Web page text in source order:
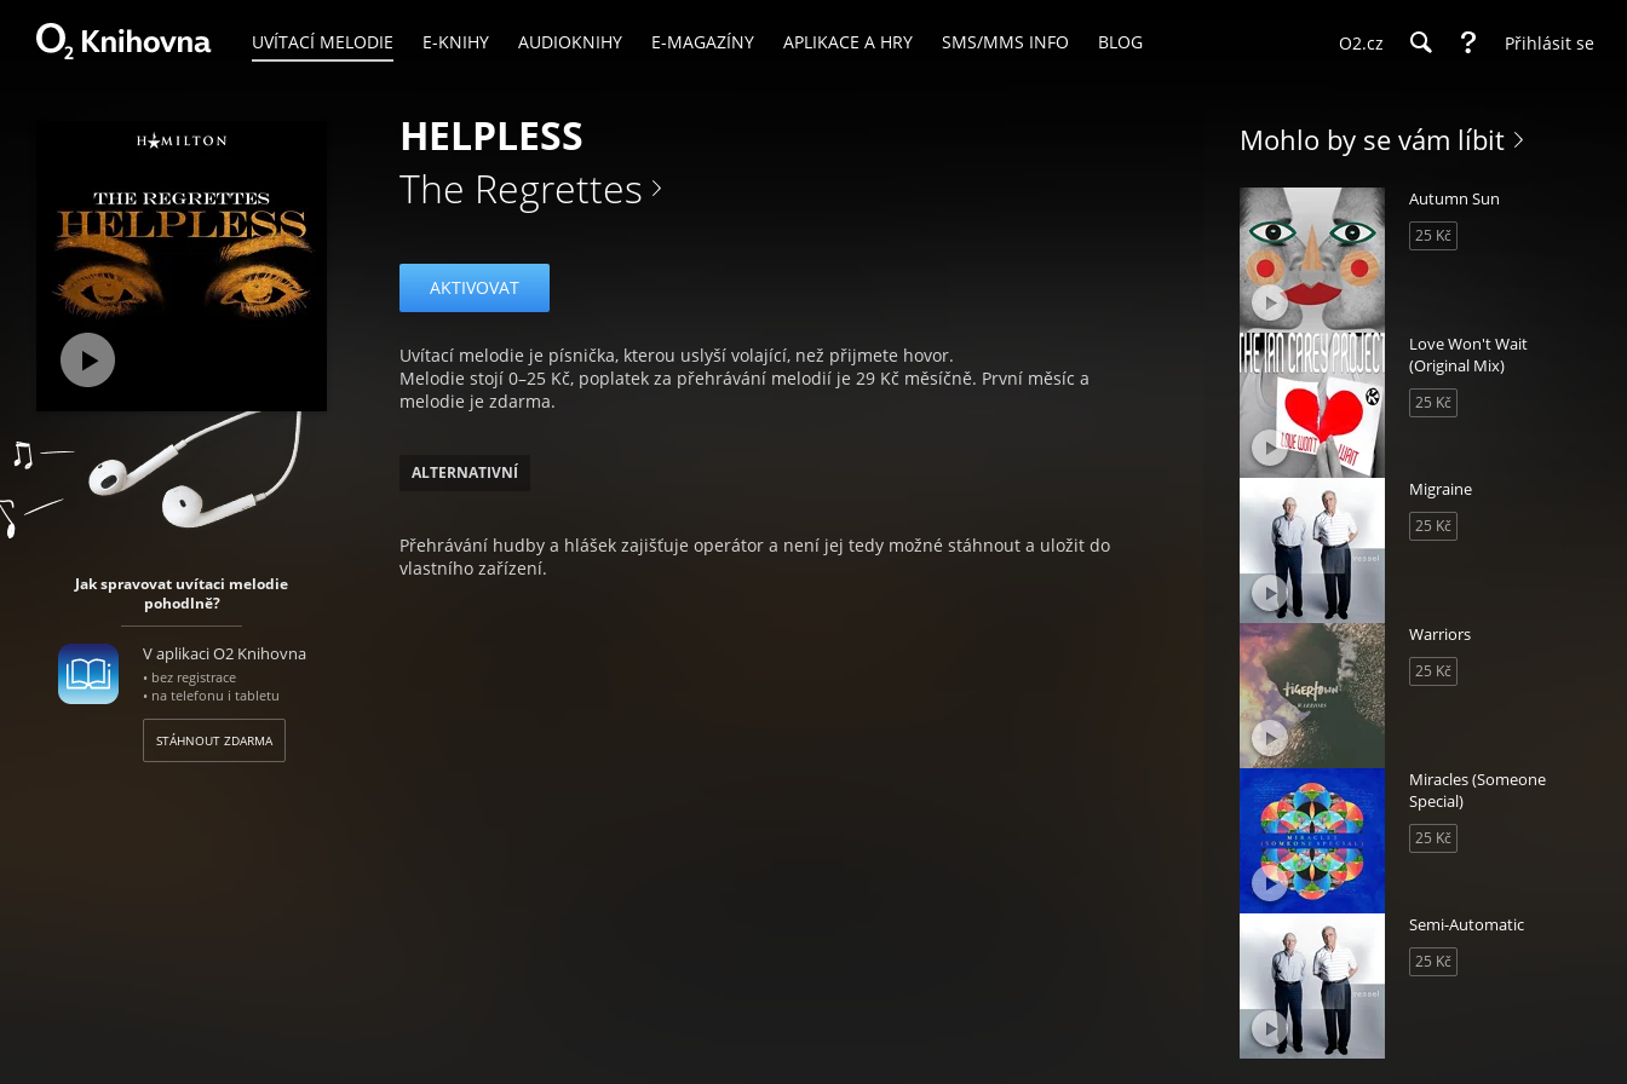
UVÍTACÍ MELODIE E-KNIHY AUDIOKNIHY E-MAGAZÍNY APLIKACE A HRY SMS/MMS INFO BLOG O2.cz Přihlásit se
Jak spravovat uvítaci melodie
pohodlně?
V aplikaci O2 Knihovna
• bez registrace
• na telefonu i tabletu
STÁHNOUT ZDARMA
HELPLESS
The Regrettes
AKTIVOVAT
Uvítací melodie je písnička, kterou uslyší volající, než přijmete hovor.
Melodie stojí 0–25 Kč, poplatek za přehrávání melodií je 29 Kč měsíčně. První měsíc a
melodie je zdarma.
ALTERNATIVNÍ
Přehrávání hudby a hlášek zajišťuje operátor a není jej tedy možné stáhnout a uložit do
vlastního zařízení.
Mohlo by se vám líbit
Autumn Sun
25 Kč
Love Won't Wait
(Original Mix)
25 Kč
Migraine
25 Kč
Warriors
25 Kč
Miracles (Someone
Special)
25 Kč
Semi-Automatic
25 Kč